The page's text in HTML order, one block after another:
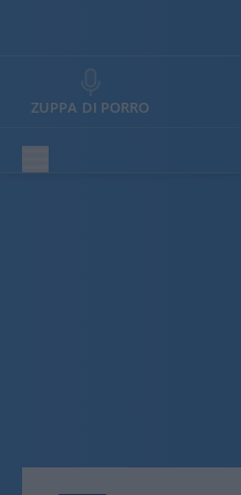
ZUPPA DI PORRO